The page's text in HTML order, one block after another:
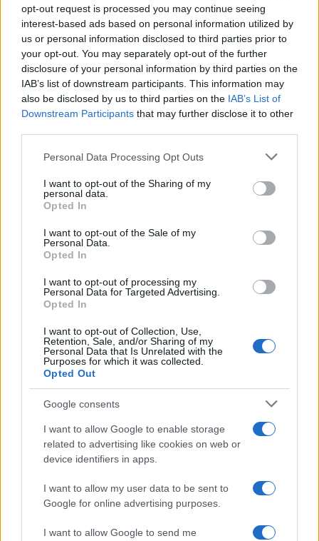
opt-out request is processed you may continue seeing
interest-based ads based on personal information utilized by
us or personal information disclosed to third parties prior to
your opt-out. You may separately opt-out of the further
disclosure of your personal information by third parties on the
IAB’s list of downstream participants. This information may
also be disclosed by us to third parties on the IAB’s List of
Downstream Participants that may further disclose it to other
Please note that this website/app uses one or more Google
not limited to your visit or usage behaviour. You may click to
grant or deny consent to Google and its third-party tags to
use your data for below specified purposes in below Google
consent section.
Personal Data Processing Opt Outs
I want to opt-out of the Sharing of my
personal data.
Opted In
I want to opt-out of the Sale of my
Personal Data.
Opted In
I want to opt-out of processing my
Personal Data for Targeted Advertising.
Opted In
I want to opt-out of Collection, Use,
Retention, Sale, and/or Sharing of my
Personal Data that Is Unrelated with the
Purposes for which it was collected.
Opted Out
Google consents
I want to allow Google to enable storage
related to advertising like cookies on web or
device identifiers in apps.
I want to allow my user data to be sent to
Google for online advertising purposes.
I want to allow Google to send me
„Nerdeen lényegében annyira
radikális volt, hogy kilépett, vagy
arra „kérték”, hogy hagyja ott a
Students for Justice in
Palestine-t New Yorkban”
– mondta Rez.
„Végül 2018 körül alakította meg
a Within Our Lifetime-ot. Ez a
szervezet a legradikálisabb
egyéneket különösen vonzza. Ez
egy rendkívül antiszemita
szervezet. Nyilvánosan
támogatja az Egyesült Államok
által listázott
terrorszervezeteket, például a
Népi Front Palesztina
Felszabadításáért (PFLP) nevű
szervezetet”
– mondta Rez.